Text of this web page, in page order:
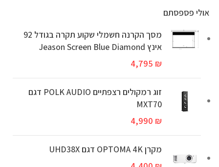
אולי פספסתם
מסך הקרנה חשמלי שקוע תקרה בגודל 92
אינץ Jeason Screen Blue Diamond
4,795 ₪
זוג רמקולים רצפתיים POLK AUDIO דגם
MXT70
4,990 ₪
מקרן OPTOMA 4K דגם UHD38X